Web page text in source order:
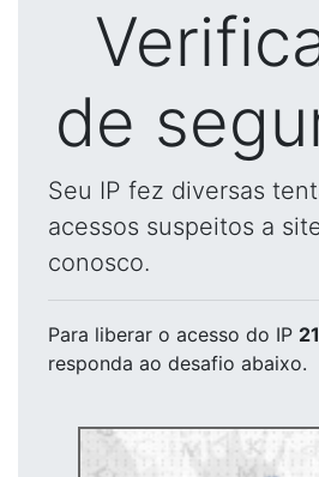
de
Seu IP fez diversas
acessos suspeitos a
conosco.
Para liberar o acesso do IP
responda ao desafio abaixo.